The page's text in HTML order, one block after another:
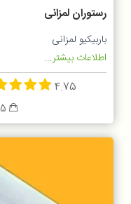
رستوران لمزانی
باربیکیو لمزانی
اطلاعات بیشتر...
4.75